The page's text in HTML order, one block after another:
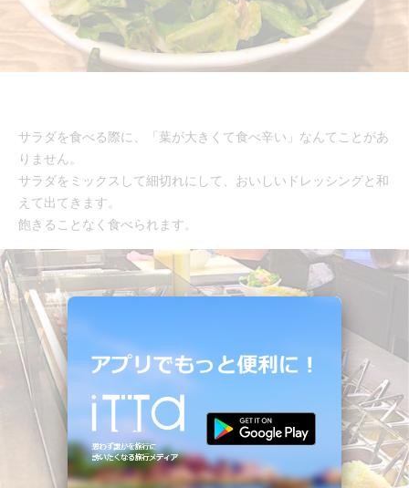
サラダを食べる際に、「葉が大きくて食べ辛い」なんてことがあ
りません。
サラダをミックスして細切れにして、おいしいドレッシングと和
えて出てきます。
飽きることなく食べられます。